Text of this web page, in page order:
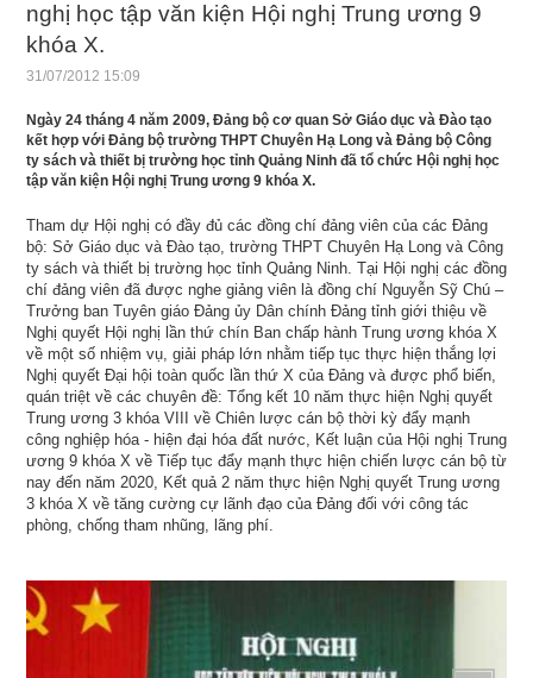
nghị học tập văn kiện Hội nghị Trung ương 9
khóa X.
31/07/2012 15:09
Ngày 24 tháng 4 năm 2009, Đảng bộ cơ quan Sở Giáo dục và Đào tạo
kết hợp với Đảng bộ trường THPT Chuyên Hạ Long và Đảng bộ Công
ty sách và thiết bị trường học tỉnh Quảng Ninh đã tổ chức Hội nghị học
tập văn kiện Hội nghị Trung ương 9 khóa X.
Tham dự Hội nghị có đầy đủ các đồng chí đảng viên của các Đảng
bộ: Sở Giáo dục và Đào tạo, trường THPT Chuyên Hạ Long và Công
ty sách và thiết bị trường học tỉnh Quảng Ninh. Tại Hội nghị các đồng
chí đảng viên đã được nghe giảng viên là đồng chí Nguyễn Sỹ Chú –
Trưởng ban Tuyên giáo Đảng ủy Dân chính Đảng tỉnh giới thiệu về
Nghị quyết Hội nghị lần thứ chín Ban chấp hành Trung ương khóa X
về một số nhiệm vụ, giải pháp lớn nhằm tiếp tục thực hiện thắng lợi
Nghị quyết Đại hội toàn quốc lần thứ X của Đảng và được phổ biến,
quán triệt về các chuyên đề: Tổng kết 10 năm thực hiện Nghị quyết
Trung ương 3 khóa VIII về Chiên lược cán bộ thời kỳ đẩy mạnh
công nghiệp hóa - hiện đại hóa đất nước, Kết luận của Hội nghị Trung
ương 9 khóa X về Tiếp tục đẩy mạnh thực hiện chiến lược cán bộ từ
nay đến năm 2020, Kết quả 2 năm thực hiện Nghị quyết Trung ương
3 khóa X về tăng cường cự lãnh đạo của Đảng đối với công tác
phòng, chống tham nhũng, lãng phí.